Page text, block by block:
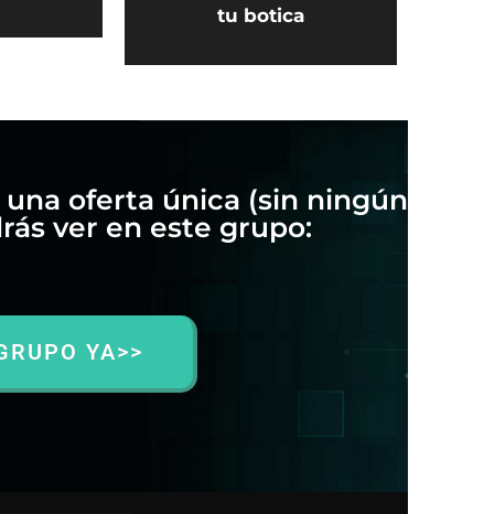
tu botica
oferta única (sin ningún
ver en este grupo:
YA>>